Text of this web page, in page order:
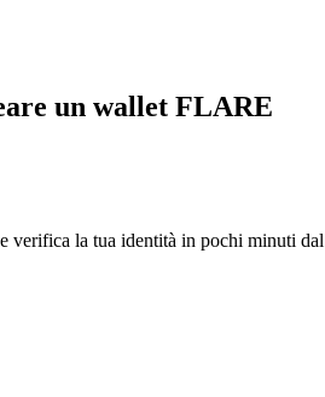
un wallet FLARE
verifica la tua identità in pochi minuti dal